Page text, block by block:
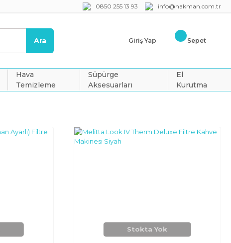
0850 255 13 93 info@hakman.com.tr
Ara Giriş Yap Sepet
Hava
Temizleme
Süpürge
Aksesuarları
El
Kurutma
Stokta Yok